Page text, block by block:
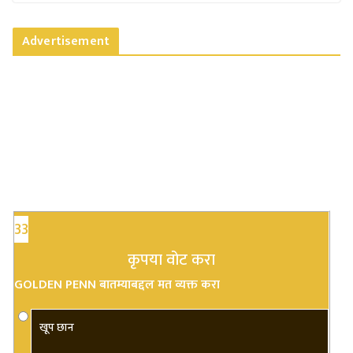
Advertisement
33
कृपया वोट करा
GOLDEN PENN बातम्याबद्दल मत व्यक्त करा
खूप छान